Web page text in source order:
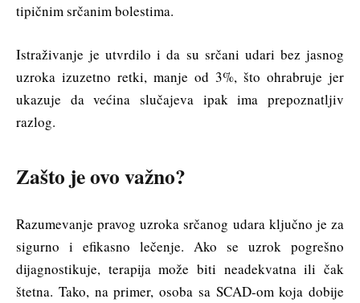
tipičnim srčanim bolestima.
Istraživanje je utvrdilo i da su srčani udari bez jasnog
uzroka izuzetno retki, manje od 3%, što ohrabruje jer
ukazuje da većina slučajeva ipak ima prepoznatljiv
razlog.
Zašto je ovo važno?
Razumevanje pravog uzroka srčanog udara ključno je za
sigurno i efikasno lečenje. Ako se uzrok pogrešno
dijagnostikuje, terapija može biti neadekvatna ili čak
štetna. Tako, na primer, osoba sa SCAD-om koja dobije